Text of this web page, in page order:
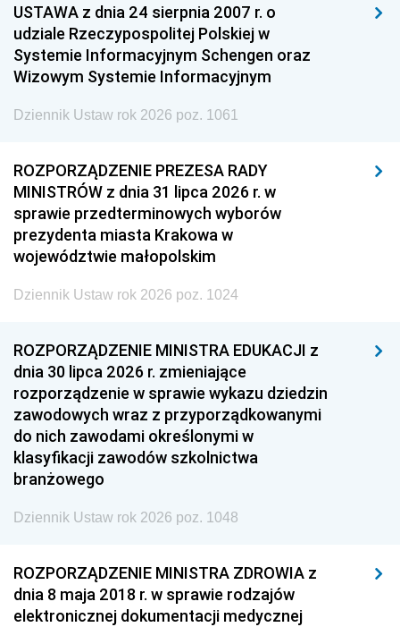
USTAWA z dnia 24 sierpnia 2007 r. o
udziale Rzeczypospolitej Polskiej w
Systemie Informacyjnym Schengen oraz
Wizowym Systemie Informacyjnym
Dziennik Ustaw rok 2026 poz. 1061
ROZPORZĄDZENIE PREZESA RADY
MINISTRÓW z dnia 31 lipca 2026 r. w
sprawie przedterminowych wyborów
prezydenta miasta Krakowa w
województwie małopolskim
Dziennik Ustaw rok 2026 poz. 1024
ROZPORZĄDZENIE MINISTRA EDUKACJI z
dnia 30 lipca 2026 r. zmieniające
rozporządzenie w sprawie wykazu dziedzin
zawodowych wraz z przyporządkowanymi
do nich zawodami określonymi w
klasyfikacji zawodów szkolnictwa
branżowego
Dziennik Ustaw rok 2026 poz. 1048
ROZPORZĄDZENIE MINISTRA ZDROWIA z
dnia 8 maja 2018 r. w sprawie rodzajów
elektronicznej dokumentacji medycznej